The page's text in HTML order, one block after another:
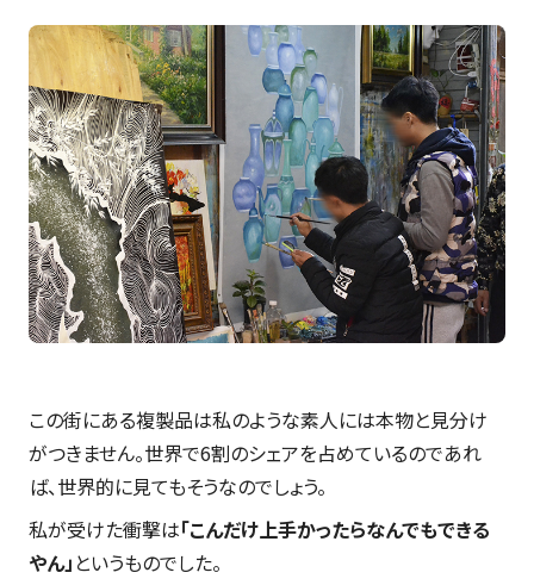
この街にある複製品は私のような素人には本物と見分け
がつきません。世界で6割のシェアを占めているのであれ
ば、世界的に見てもそうなのでしょう。
私が受けた衝撃は「こんだけ上手かったらなんでもできる
やん」 というものでした。